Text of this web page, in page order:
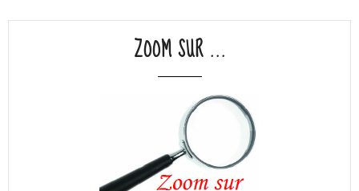
ZOOM SUR ...